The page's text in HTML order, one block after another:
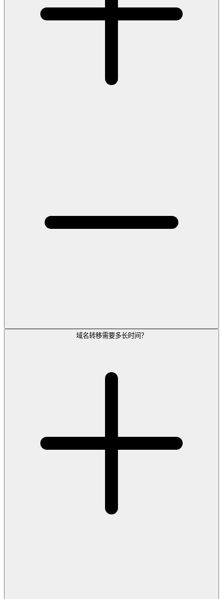
域名转移需要多长时间？